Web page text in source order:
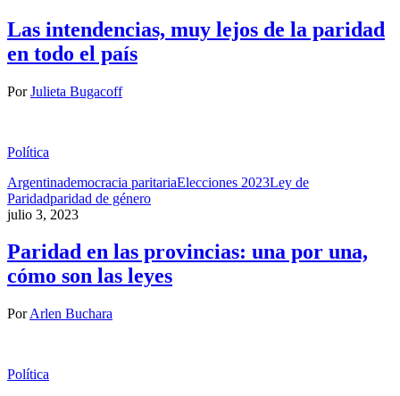
Las intendencias, muy lejos de la paridad
en todo el país
PorJulieta Bugacoff
Política
Argentinademocracia paritariaElecciones 2023Ley de
Paridadparidad de género
julio 3, 2023
Paridad en las provincias: una por una,
cómo son las leyes
PorArlen Buchara
Política